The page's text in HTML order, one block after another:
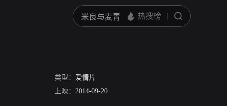
类型： 爱情片
上映： 2014-09-20